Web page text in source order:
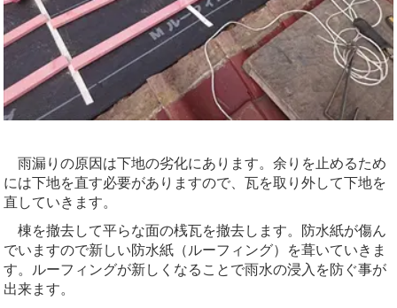
雨漏りの原因は下地の劣化にあります。余りを止めるため
には下地を直す必要がありますので、瓦を取り外して下地を
直していきます。
棟を撤去して平らな面の桟瓦を撤去します。防水紙が傷ん
でいますので新しい防水紙（ルーフィング）を葺いていきま
す。ルーフィングが新しくなることで雨水の浸入を防ぐ事が
出来ます。